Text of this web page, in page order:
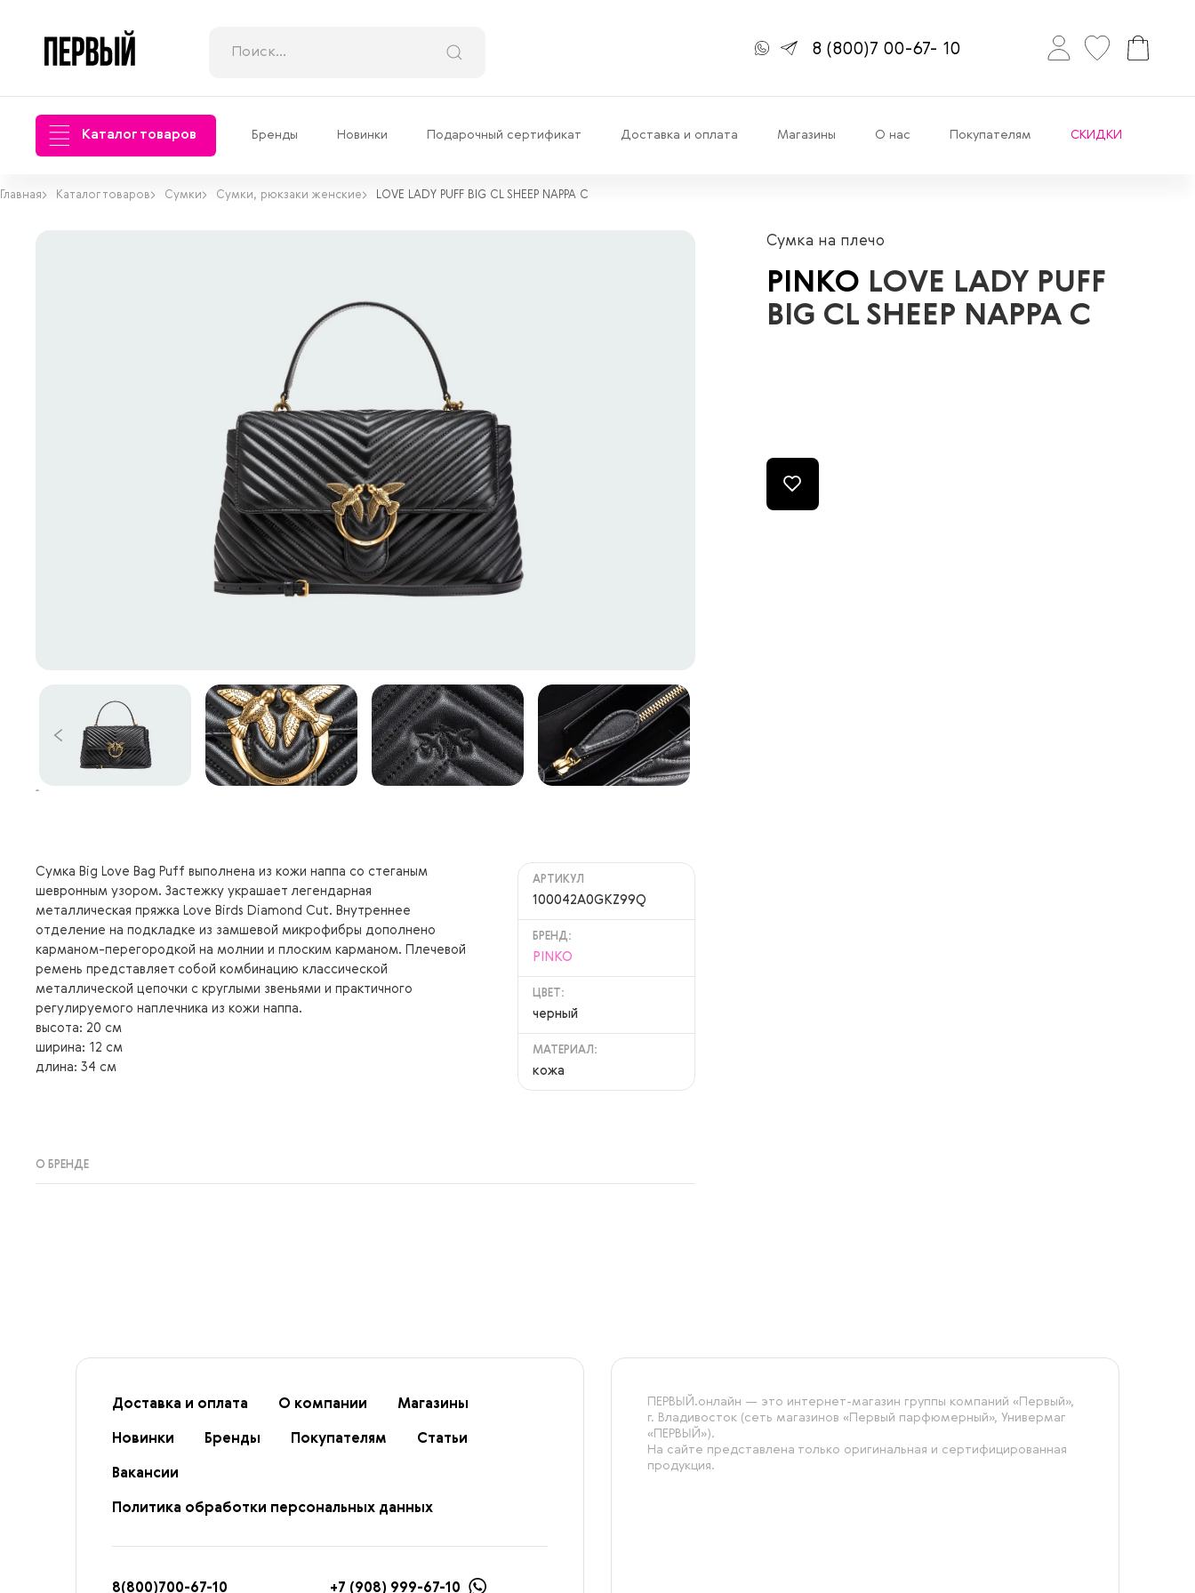
8(800)7 00-67- 10
Каталог товаров Бренды Новинки Подарочный сертификат Доставка и оплата Магазины О нас Покупателям СКИДКИ
Главная Каталог товаров Сумки Сумки, рюкзаки женские LOVE LADY PUFF BIG CL SHEEP NAPPA C
Сумка на плечо
PINKO LOVE LADY PUFF
BIG CL SHEEP NAPPA C
Сумка Big Love Bag Puff выполнена из кожи наппа со стеганым
шевронным узором. Застежку украшает легендарная
металлическая пряжка Love Birds Diamond Cut. Внутреннее
отделение на подкладке из замшевой микрофибры дополнено
карманом-перегородкой на молнии и плоским карманом. Плечевой
ремень представляет собой комбинацию классической
металлической цепочки с круглыми звеньями и практичного
регулируемого наплечника из кожи наппа.
высота: 20 см
ширина: 12 см
длина: 34 см
АРТИКУЛ
100042A0GKZ99Q
БРЕНД:
PINKO
ЦВЕТ:
черный
МАТЕРИАЛ:
кожа
О БРЕНДЕ
Доставка и оплата О компании Магазины
Новинки Бренды Покупателям Статьи
Вакансии
Политика обработки персональных данных
8(800)700-67-10 +7 (908) 999-67-10
ПЕРВЫЙ.онлайн — это интернет-магазин группы компаний «‎Первый»,
г. Владивосток (сеть магазинов «Первый парфюмерный», Универмаг
«ПЕРВЫЙ»).
На сайте представлена только оригинальная и сертифицированная
продукция.